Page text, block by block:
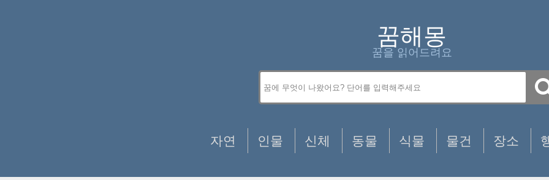
꿈해몽
꿈을 읽어드려요
자연 인물 신체 동물 식물 물건 장소